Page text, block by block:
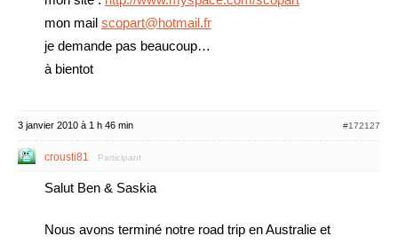
mon mail scopart@hotmail.fr
je demande pas beaucoup…
à bientot
3 janvier 2010 à 1 h 46 min #172127
crousti81 Participant
Salut Ben & Saskia
Nous avons terminé notre road trip en Australie et